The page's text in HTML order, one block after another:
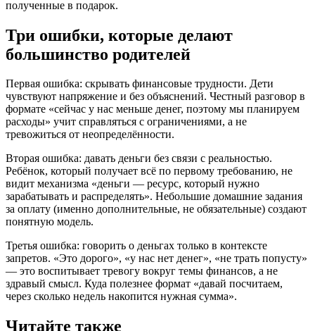
полученные в подарок.
Три ошибки, которые делают
большинство родителей
Первая ошибка: скрывать финансовые трудности. Дети
чувствуют напряжение и без объяснений. Честный разговор в
формате «сейчас у нас меньше денег, поэтому мы планируем
расходы» учит справляться с ограничениями, а не
тревожиться от неопределённости.
Вторая ошибка: давать деньги без связи с реальностью.
Ребёнок, который получает всё по первому требованию, не
видит механизма «деньги — ресурс, который нужно
зарабатывать и распределять». Небольшие домашние задания
за оплату (именно дополнительные, не обязательные) создают
понятную модель.
Третья ошибка: говорить о деньгах только в контексте
запретов. «Это дорого», «у нас нет денег», «не трать попусту»
— это воспитывает тревогу вокруг темы финансов, а не
здравый смысл. Куда полезнее формат «давай посчитаем,
через сколько недель накопится нужная сумма».
Читайте также